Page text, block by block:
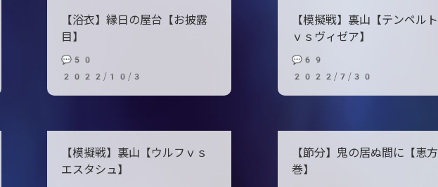
【浴衣】縁日の屋台【お披露
目】
💬50
2022/10/3
【模擬戦】裏山【テンペルト
ｖｓヴィゼア】
💬69
2022/7/30
【模擬戦】裏山【ウルフｖｓ
エスタシュ】
【節分】鬼の居ぬ間に【恵方
巻】